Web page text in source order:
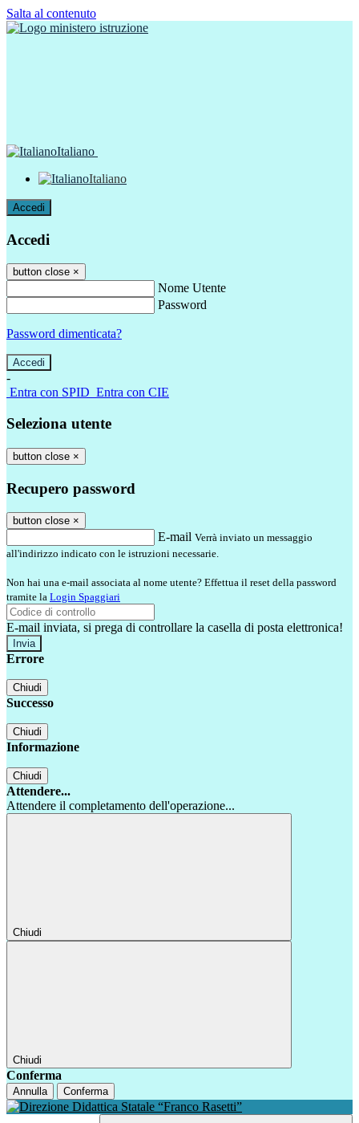
Salta al contenuto
Italiano
Italiano
Accedi
Accedi
button close ×
Nome Utente
Password
Password dimenticata?
-
Entra con SPID Entra con CIE
Seleziona utente
button close ×
Recupero password
button close ×
E-mail Verrà inviato un messaggio
all'indirizzo indicato con le istruzioni necessarie.
Non hai una e-mail associata al nome utente? Effettua il reset della password
tramite la Login Spaggiari
E-mail inviata, si prega di controllare la casella di posta elettronica!
Errore
Chiudi
Successo
Chiudi
Informazione
Chiudi
Attendere...
Attendere il completamento dell'operazione...
Chiudi
Chiudi
Conferma
Annulla Conferma